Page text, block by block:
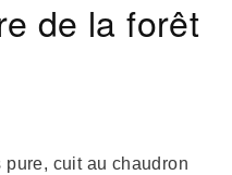
de la forêt
cuit au chaudron